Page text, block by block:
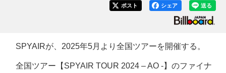
送る
シェア
ポスト
SPYAIRが、2025年5月より全国ツアーを開催する。
全国ツアー【SPYAIR TOUR 2024 – AO -】のファイナ